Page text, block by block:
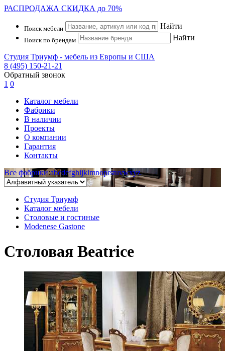
РАСПРОДАЖА СКИДКА до 70%
Поиск мебели Найти
Поиск по брендам Найти
Студия Триумф - мебель из Европы и США
8 (495) 150-21-21
Обратный звонок
1 0
Каталог мебели
Фабрики
В наличии
Проекты
О компании
Гарантия
Контакты
Все фабрики:abcdefghijklmnoprstuvwxyz
Студия Триумф
Каталог мебели
Столовые и гостиные
Modenese Gastone
Столовая Beatrice